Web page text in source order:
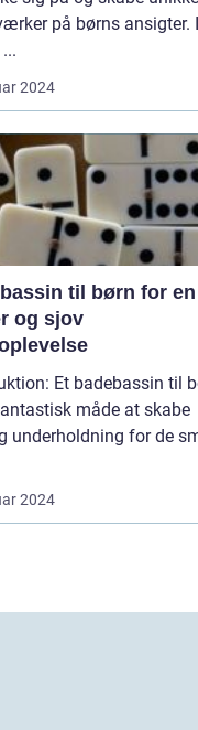
på børns ansigter. I
2024
til børn for en
og sjov
til børn
måde at skabe
underholdning for de
2024